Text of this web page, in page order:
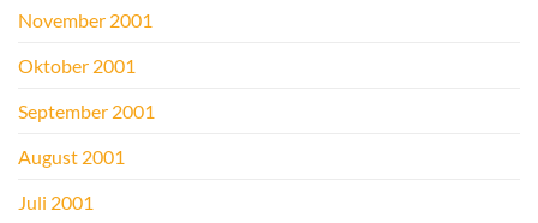
November 2001
Oktober 2001
September 2001
August 2001
Juli 2001